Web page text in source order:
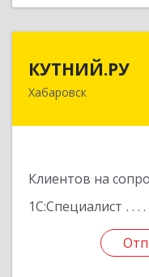
КУТНИЙ.РУ
Хабаровск
Клиентов на
1С:Специалист
680007,